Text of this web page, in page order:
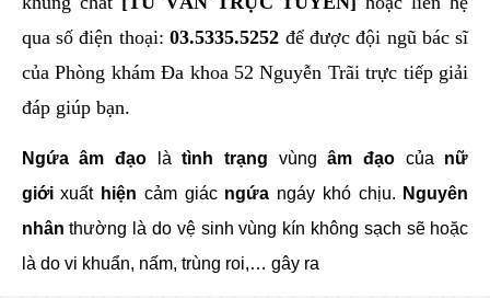
qua số điện thoại:03.5335.5252 để được đội ngũ bác sĩ
của Phòng khám Đa khoa 52 Nguyễn Trãi trực tiếp giải
đáp giúp bạn.
Ngứa âm đạolàtình trạng vùngâm đạo của nữ
giớixuất hiện cảm giác ngứa ngáy khó chịu. Nguyên
nhân thường là do vệ sinh vùng kín không sạch sẽ hoặc
là do vi khuẩn, nấm, trùng roi,… gây ra